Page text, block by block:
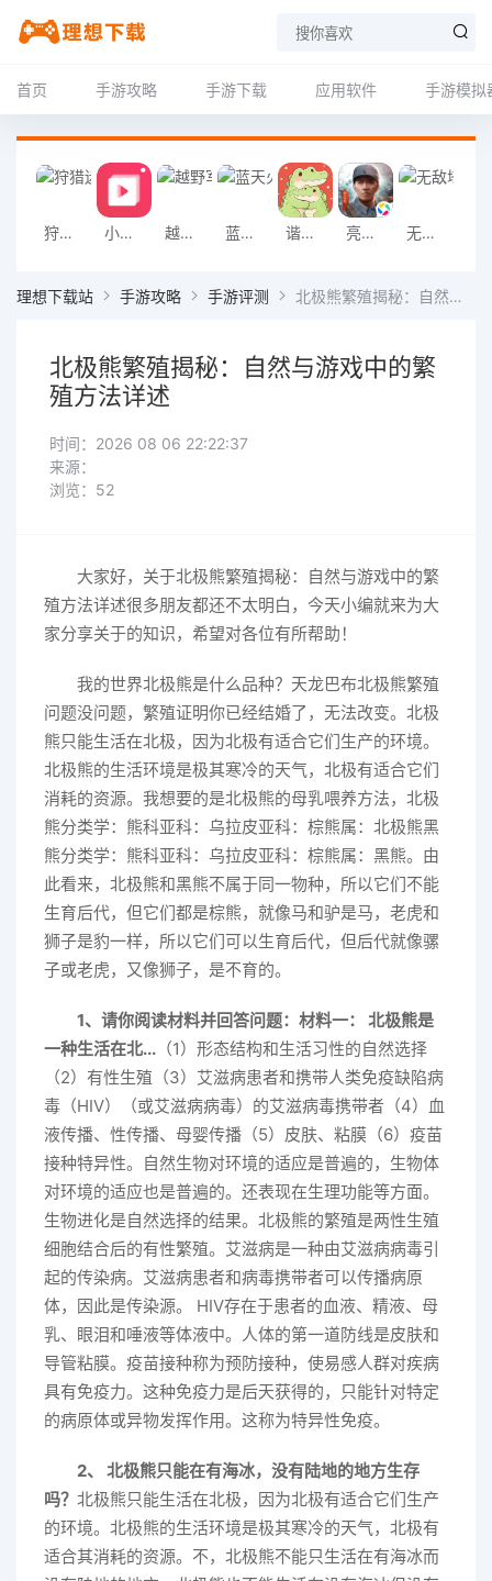
首页 手游攻略 手游下载 应用软件 手游模拟
狩猎迷城恐龙大战游戏 小影记app 越野军事卡车司机游戏 蓝天火龙传奇安卓版 谐音梗游戏 亮剑2026官方版 无敌塔防王游戏
理想下载站 手游攻略 手游评测 北极熊繁殖揭秘：自然与游戏中的繁殖方法详述
北极熊繁殖揭秘：自然与游戏中的繁
殖方法详述
时间：2026 08 06 22:22:37
来源：
浏览：52
大家好，关于北极熊繁殖揭秘：自然与游戏中的繁
殖方法详述很多朋友都还不太明白，今天小编就来为大
家分享关于的知识，希望对各位有所帮助！
我的世界北极熊是什么品种？天龙巴布北极熊繁殖
问题没问题，繁殖证明你已经结婚了，无法改变。北极
熊只能生活在北极，因为北极有适合它们生产的环境。
北极熊的生活环境是极其寒冷的天气，北极有适合它们
消耗的资源。我想要的是北极熊的母乳喂养方法，北极
熊分类学：熊科亚科：乌拉皮亚科：棕熊属：北极熊黑
熊分类学：熊科亚科：乌拉皮亚科：棕熊属：黑熊。由
此看来，北极熊和黑熊不属于同一物种，所以它们不能
生育后代，但它们都是棕熊，就像马和驴是马，老虎和
狮子是豹一样，所以它们可以生育后代，但后代就像骡
子或老虎，又像狮子，是不育的。
1、请你阅读材料并回答问题：材料一： 北极熊是
一种生活在北... （1）形态结构和生活习性的自然选择
（2）有性生殖（3）艾滋病患者和携带人类免疫缺陷病
毒（HIV）（或艾滋病病毒）的艾滋病毒携带者（4）血
液传播、性传播、母婴传播（5）皮肤、粘膜（6）疫苗
接种特异性。自然生物对环境的适应是普遍的，生物体
对环境的适应也是普遍的。还表现在生理功能等方面。
生物进化是自然选择的结果。北极熊的繁殖是两性生殖
细胞结合后的有性繁殖。艾滋病是一种由艾滋病病毒引
起的传染病。艾滋病患者和病毒携带者可以传播病原
体，因此是传染源。 HIV存在于患者的血液、精液、母
乳、眼泪和唾液等体液中。人体的第一道防线是皮肤和
导管粘膜。疫苗接种称为预防接种，使易感人群对疾病
具有免疫力。这种免疫力是后天获得的，只能针对特定
的病原体或异物发挥作用。这称为特异性免疫。
2、 北极熊只能在有海冰，没有陆地的地方生存
吗？ 北极熊只能生活在北极，因为北极有适合它们生产
的环境。北极熊的生活环境是极其寒冷的天气，北极有
适合其消耗的资源。不，北极熊不能只生活在有海冰而